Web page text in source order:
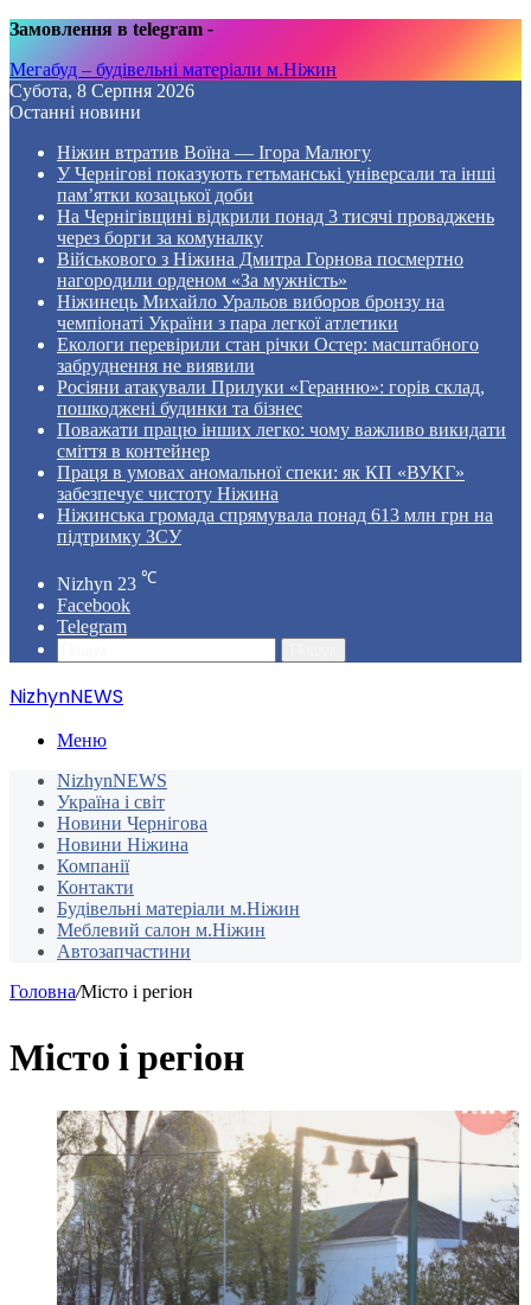
Замовлення в telegram -
Мегабуд – будівельні матеріали м.Ніжин
Субота, 8 Серпня 2026
Останні новини
Ніжин втратив Воїна — Ігора Малюгу
У Чернігові показують гетьманські універсали та інші
пам’ятки козацької доби
На Чернігівщині відкрили понад 3 тисячі проваджень
через борги за комуналку
Військового з Ніжина Дмитра Горнова посмертно
нагородили орденом «За мужність»
Ніжинець Михайло Уральов виборов бронзу на
чемпіонаті України з пара легкої атлетики
Екологи перевірили стан річки Остер: масштабного
забруднення не виявили
Росіяни атакували Прилуки «Геранню»: горів склад,
пошкоджені будинки та бізнес
Поважати працю інших легко: чому важливо викидати
сміття в контейнер
Праця в умовах аномальної спеки: як КП «ВУКГ»
забезпечує чистоту Ніжина
Ніжинська громада спрямувала понад 613 млн грн на
підтримку ЗСУ
Nizhyn 23 ℃
Facebook
Telegram
NizhynNEWS
Меню
NizhynNEWS
Україна і світ
Новини Чернігова
Новини Ніжина
Компанії
Контакти
Будівельні матеріали м.Ніжин
Меблевий салон м.Ніжин
Автозапчастини
Головна/Місто і регіон
Місто і регіон